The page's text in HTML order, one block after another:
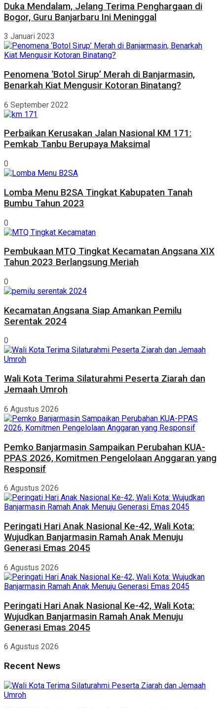
Duka Mendalam, Jelang Terima Penghargaan di
Bogor, Guru Banjarbaru Ini Meninggal
3 Januari 2023
Penomena ‘Botol Sirup’ Merah di Banjarmasin,
Benarkah Kiat Mengusir Kotoran Binatang?
6 September 2022
Perbaikan Kerusakan Jalan Nasional KM 171:
Pemkab Tanbu Berupaya Maksimal
0
Lomba Menu B2SA Tingkat Kabupaten Tanah
Bumbu Tahun 2023
0
Pembukaan MTQ Tingkat Kecamatan Angsana XIX
Tahun 2023 Berlangsung Meriah
0
Kecamatan Angsana Siap Amankan Pemilu
Serentak 2024
0
Wali Kota Terima Silaturahmi Peserta Ziarah dan
Jemaah Umroh
6 Agustus 2026
Pemko Banjarmasin Sampaikan Perubahan KUA-
PPAS 2026, Komitmen Pengelolaan Anggaran yang
Responsif
6 Agustus 2026
Peringati Hari Anak Nasional Ke-42, Wali Kota:
Wujudkan Banjarmasin Ramah Anak Menuju
Generasi Emas 2045
6 Agustus 2026
Peringati Hari Anak Nasional Ke-42, Wali Kota:
Wujudkan Banjarmasin Ramah Anak Menuju
Generasi Emas 2045
6 Agustus 2026
Recent News